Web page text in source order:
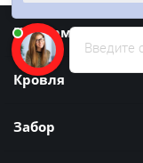
Информация
Кровля
Забор
Введите